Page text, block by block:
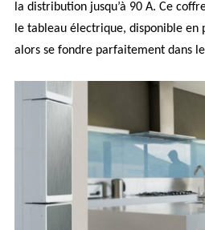
la distribution jusqu’à 90 A. Ce
le tableau électrique, disponible en
alors se fondre parfaitement dans